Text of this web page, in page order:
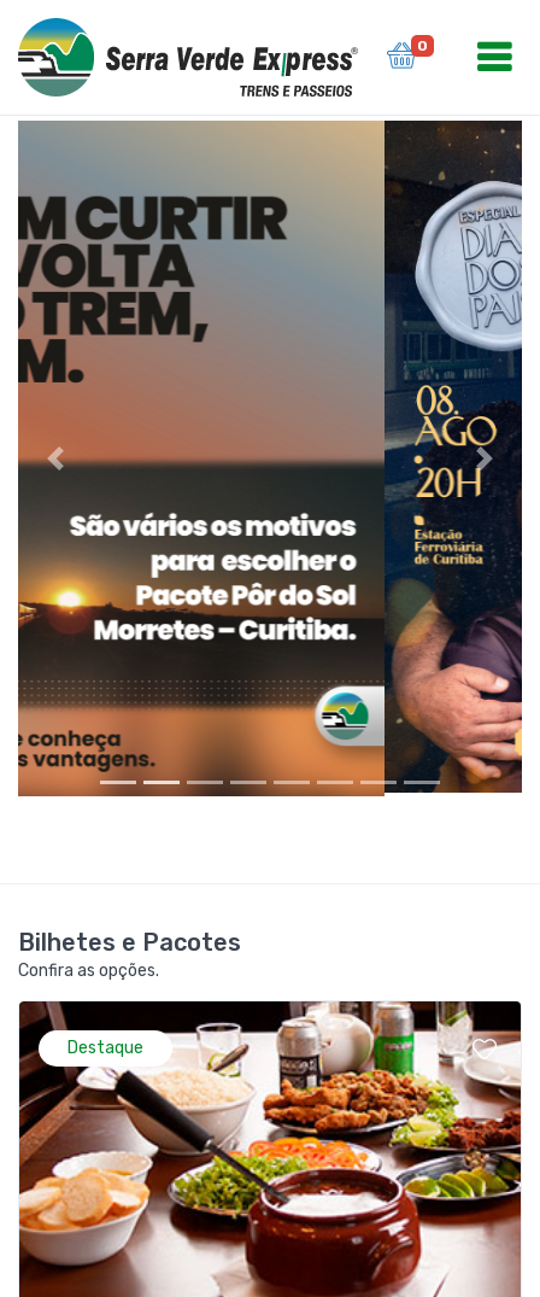
0
Previous Next
Bilhetes e Pacotes
Confira as opções.
Destaque